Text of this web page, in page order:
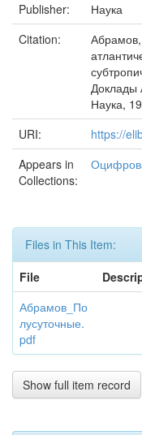
Publisher:
Наука
Citation:
Доклады
Наука,
URI:
https://
Appears in
Collections:
Files in This Item:
File
Абрамов_По
лусуточные.
pdf
Show full item record